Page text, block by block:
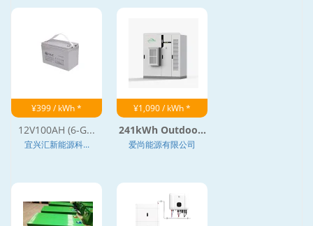
¥399 / kWh *
12V100AH (6-G...
宜兴汇新能源科...
¥1,090 / kWh *
241kWh Outdoo...
爱尚能源有限公司